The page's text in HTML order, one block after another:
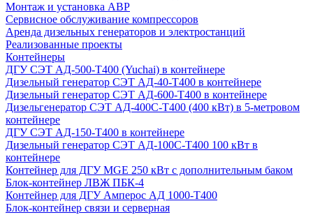
Монтаж и установка АВР
Сервисное обслуживание компрессоров
Аренда дизельных генераторов и электростанций
Реализованные проекты
Контейнеры
ДГУ СЭТ АД-500-Т400 (Yuchai) в контейнере
Дизельный генератор СЭТ АД-40-Т400 в контейнере
Дизельный генератор СЭТ АД-600-Т400 в контейнере
Дизельгенератор СЭТ АД-400С-Т400 (400 кВт) в 5-метровом
контейнере
ДГУ СЭТ АД-150-Т400 в контейнере
Дизельный генератор СЭТ АД-100С-Т400 100 кВт в
контейнере
Контейнер для ДГУ MGE 250 кВт с дополнительным баком
Блок-контейнер ЛВЖ ПБК-4
Контейнер для ДГУ Амперос АД 1000-Т400
Блок-контейнер связи и серверная